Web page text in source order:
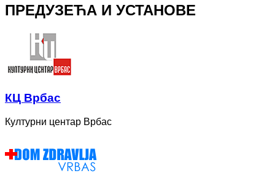
ПРЕДУЗЕЋА И УСТАНОВЕ
КЦ Врбас
Културни центар Врбас